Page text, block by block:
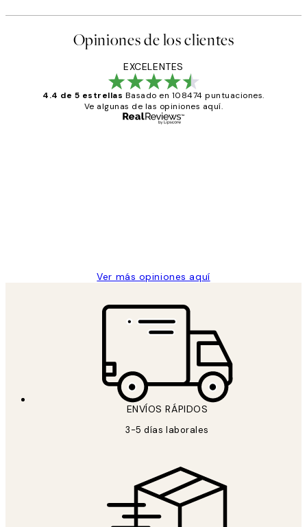
Opiniones de los clientes
EXCELENTES
4.4 de 5 estrellas Basado en 108474 puntuaciones.
Ve algunas de las opiniones aquí.
Ver más opiniones aquí
ENVÍOS RÁPIDOS
3-5 días laborales